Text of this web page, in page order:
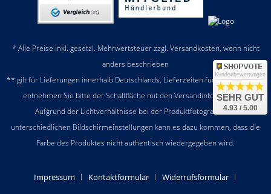
* Alle Preise inkl. gesetzl. Mehrwertsteuer zzgl. Versandkosten, wenn nicht
anders beschrieben
** gilt für Lieferungen innerhalb Deutschlands, Lieferzeiten für andere Länder
entnehmen Sie bitte der Schaltfläche mit den Versandinformationen
Aufgrund der Lichtverhältnisse bei der Produktfotografie und
unterschiedlichen Bildschirmeinstellungen kann es dazu kommen, dass die
Farbe des Produktes nicht authentisch wiedergegeben wird.
Impressum Kontaktformular
Widerrufsformular
Kundenbewertungen
SEHR GUT
4.93 / 5.00